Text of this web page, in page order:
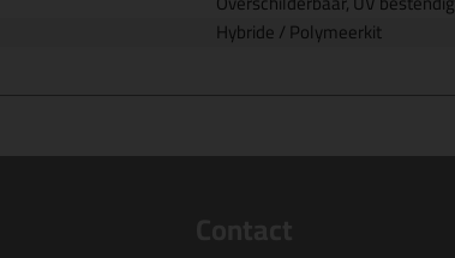
Hybride / Polymeerkit